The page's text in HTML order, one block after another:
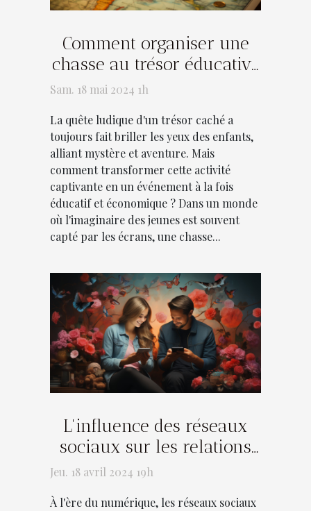
Comment organiser une
chasse au trésor éducative
pour enfants sans se
Sam. 18 mai 2024 1h
La quête ludique d'un trésor caché a
toujours fait briller les yeux des enfants,
alliant mystère et aventure. Mais
comment transformer cette activité
captivante en un événement à la fois
éducatif et économique ? Dans un monde
où l'imaginaire des jeunes est souvent
capté par les écrans, une chasse...
L'influence des réseaux
sociaux sur les relations
modernes
Jeu. 18 avril 2024 19h
À l'ère du numérique, les réseaux sociaux